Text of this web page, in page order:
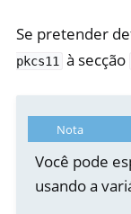
Se pretender
pkcs11 à secção
Nota
Você pode
usando a